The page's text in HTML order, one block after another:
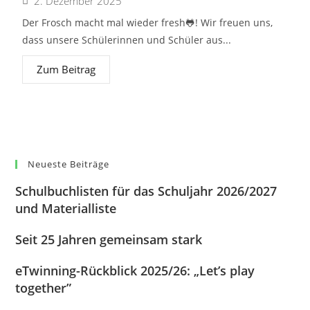
Der Frosch macht mal wieder fresh🐸! Wir freuen uns,
dass unsere Schülerinnen und Schüler aus...
Zum Beitrag
Neueste Beiträge
Schulbuchlisten für das Schuljahr 2026/2027
und Materialliste
Seit 25 Jahren gemeinsam stark
eTwinning-Rückblick 2025/26: „Let’s play
together”